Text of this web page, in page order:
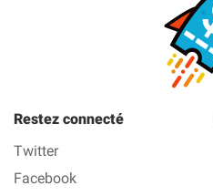
Restez connecté
Twitter
Facebook